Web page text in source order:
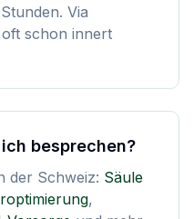
Via
schon innert
besprechen?
der Schweiz: Säule
,